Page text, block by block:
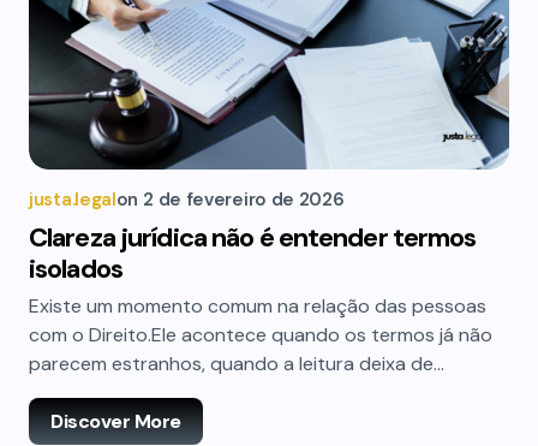
justa.legalon 2 de fevereiro de 2026
Clareza jurídica não é entender termos
isolados
Existe um momento comum na relação das pessoas
com o Direito.Ele acontece quando os termos já não
parecem estranhos, quando a leitura deixa de…
Discover More